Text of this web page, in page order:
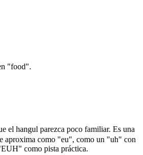
"food".
el hangul parezca poco familiar. Es una
aproxima como "eu", como un "uh" con
como pista práctica.